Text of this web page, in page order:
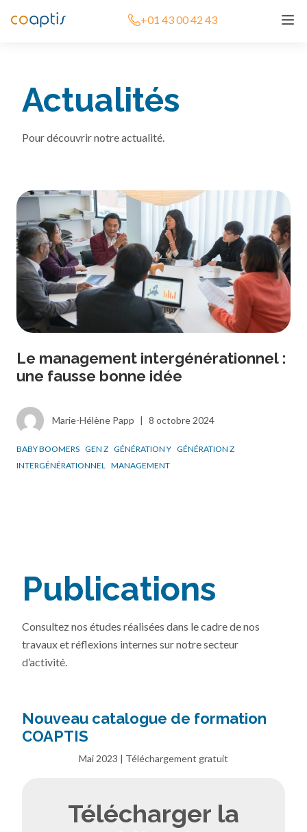
+01 43 00 42 43
Actualités
Pour découvrir notre actualité.
Le management intergénérationnel :
une fausse bonne idée
Marie-Hélène Papp | 8 octobre 2024
BABY BOOMERS GEN Z GÉNÉRATION Y GÉNÉRATION Z
INTERGÉNÉRATIONNEL MANAGEMENT
Publications
Consultez nos études réalisées dans le cadre de nos
travaux et réflexions internes sur notre secteur
d’activité.
Nouveau catalogue de formation
COAPTIS
Mai 2023 | Téléchargement gratuit
Télécharger la